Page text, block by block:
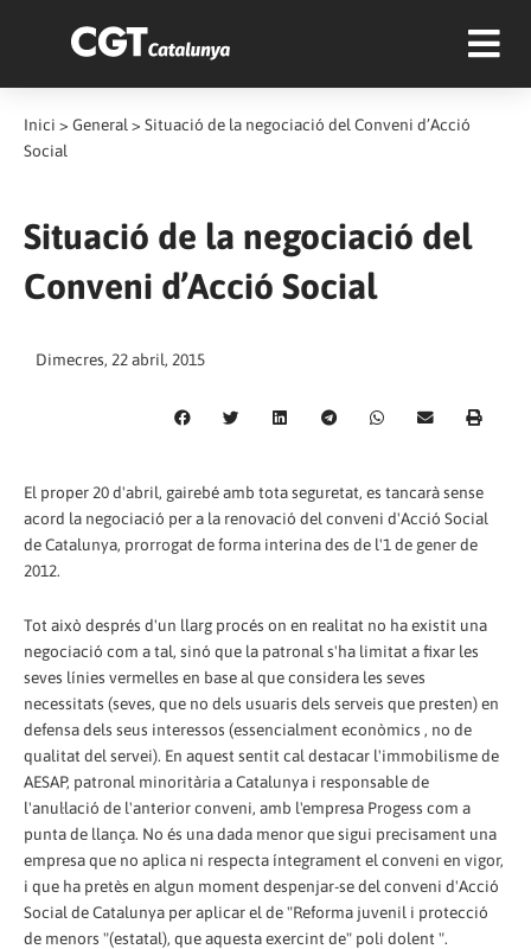
Inici > General > Situació de la negociació del Conveni d’Acció
Social
Situació de la negociació del
Conveni d’Acció Social
Dimecres, 22 abril, 2015
El proper 20 d'abril, gairebé amb tota seguretat, es tancarà sense
acord la negociació per a la renovació del conveni d'Acció Social
de Catalunya, prorrogat de forma interina des de l'1 de gener de
2012.
Tot això després d'un llarg procés on en realitat no ha existit una
negociació com a tal, sinó que la patronal s'ha limitat a fixar les
seves línies vermelles en base al que considera les seves
necessitats (seves, que no dels usuaris dels serveis que presten) en
defensa dels seus interessos (essencialment econòmics , no de
qualitat del servei). En aquest sentit cal destacar l'immobilisme de
AESAP, patronal minoritària a Catalunya i responsable de
l'anul·lació de l'anterior conveni, amb l'empresa Progess com a
punta de llança. No és una dada menor que sigui precisament una
empresa que no aplica ni respecta íntegrament el conveni en vigor,
i que ha pretès en algun moment despenjar-se del conveni d'Acció
Social de Catalunya per aplicar el de "Reforma juvenil i protecció
de menors "(estatal), que aquesta exercint de" poli dolent ".